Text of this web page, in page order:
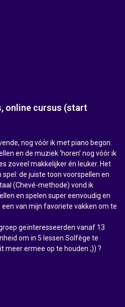
online cursus (start
nog vóór ik met piano begon.
en de muziek ‘horen’ nog vóór ik
zoveel makkelijker én leuker. Het
de juiste toon voorspellen en
(Chevé-methode) vond ik
en spelen super eenvoudig en
van mijn favoriete vakken om te
geïnteresseerden vanaf 13
om in 5 lessen Solfège te
meer ermee op te houden ;)) ?